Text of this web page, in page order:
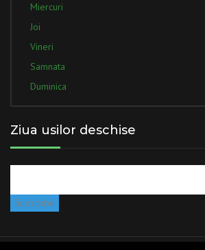
Miercuri
Joi
Vineri
Samnata
Duminica
Ziua usilor deschise